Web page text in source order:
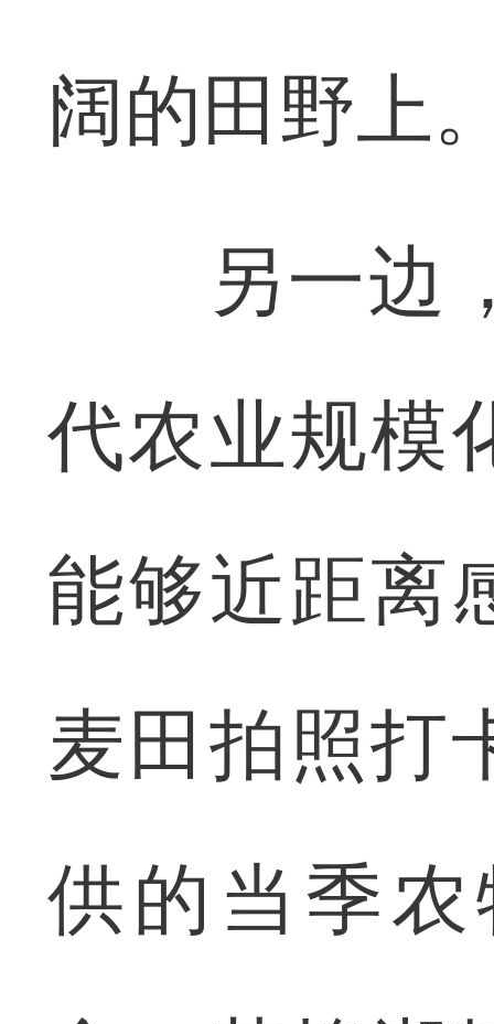
阔的田野上
另一边，
代农业规模
能够近距离
麦田拍照打
供的当季